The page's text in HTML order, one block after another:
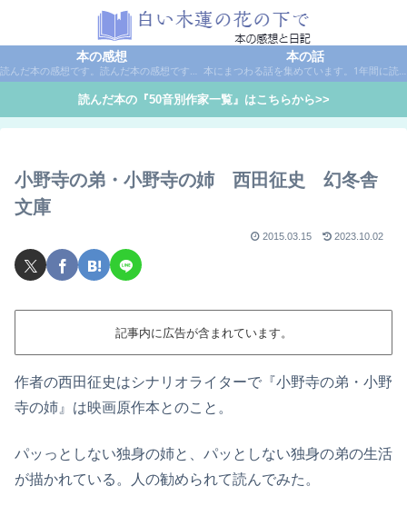
本の感想
読んだ本の感想です。読んだ本の感想です。本は作家名で50音別に分類しています。
本の話
本にまつわる話を集めています。1年間に読んだ本の総括や、本に関する話題など。
読んだ本の『50音別作家一覧』はこちらから>>
小野寺の弟・小野寺の姉 西田征史 幻冬舎
文庫
2015.03.15 2023.10.02
記事内に広告が含まれています。
作者の西田征史はシナリオライターで『小野寺の弟・小野
寺の姉』は映画原作本とのこと。
パッっとしない独身の姉と、パッとしない独身の弟の生活
が描かれている。人の勧められて読んでみた。